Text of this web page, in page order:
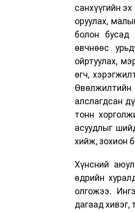
санхүүгийн
оруулах,
болон бусад
өвчнөөс
ойртуулах,
өгч,
Өвөлжилтийн
алслагдсан
тонн
асуудлыг
хийж, зохион
Хүнсний
өдрийн
олгожээ.
дагаад